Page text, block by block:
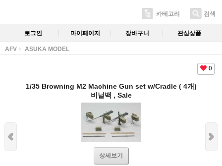
카테고리 검색
로그인 마이페이지 장바구니 관심상품
AFV ASUKA MODEL
0
1/35 Browning M2 Machine Gun set w/Cradle ( 4개)
비닐백 , Sale
상세보기